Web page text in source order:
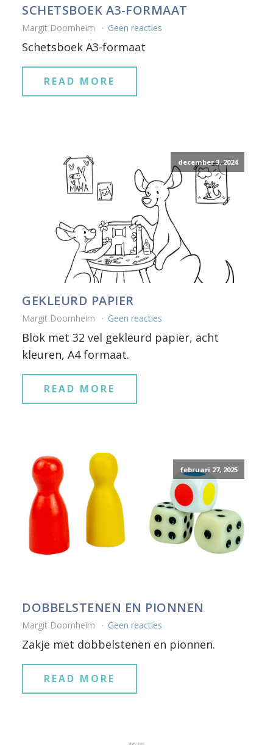
SCHETSBOEK A3-FORMAAT
Margit Doornheim Geen reacties
Schetsboek A3-formaat
READ MORE
december 3, 2024
GEKLEURD PAPIER
Margit Doornheim Geen reacties
Blok met 32 vel gekleurd papier, acht
kleuren, A4 formaat.
READ MORE
februari 27, 2025
DOBBELSTENEN EN PIONNEN
Margit Doornheim Geen reacties
Zakje met dobbelstenen en pionnen.
READ MORE